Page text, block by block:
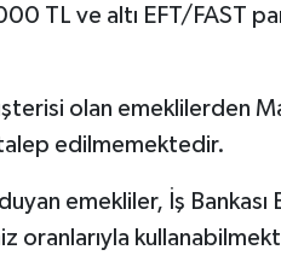
TL ve altı EFT/FAST
olan emeklilerden
talep edilmemektedir.
emekliler, İş Bankası
oranlarıyla